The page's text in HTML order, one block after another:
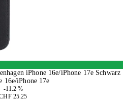
iPhone 16e/iPhone 17e Schwarz
16e/iPhone 17e
-11.2 %
25.25